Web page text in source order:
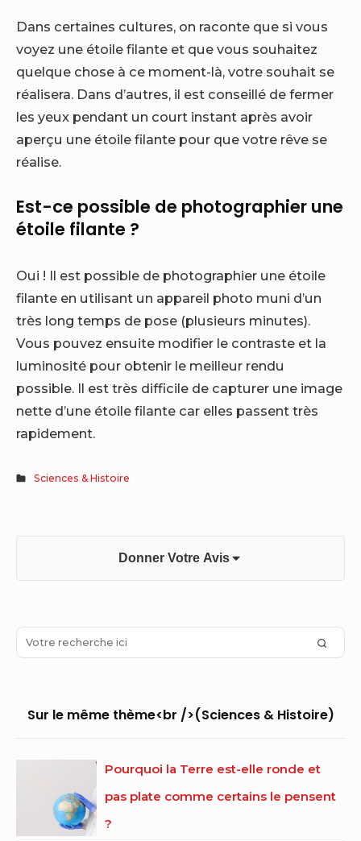
Dans certaines cultures, on raconte que si vous
voyez une étoile filante et que vous souhaitez
quelque chose à ce moment-là, votre souhait se
réalisera. Dans d’autres, il est conseillé de fermer
les yeux pendant un court instant après avoir
aperçu une étoile filante pour que votre rêve se
réalise.
Est-ce possible de photographier une
étoile filante ?
Oui ! Il est possible de photographier une étoile
filante en utilisant un appareil photo muni d’un
très long temps de pose (plusieurs minutes).
Vous pouvez ensuite modifier le contraste et la
luminosité pour obtenir le meilleur rendu
possible. Il est très difficile de capturer une image
nette d’une étoile filante car elles passent très
rapidement.
Sciences & Histoire
Donner Votre Avis
Sidebar
Widget
Search
for:
Sur le même thème<br />(Sciences & Histoire)
Pourquoi la Terre est-elle ronde et
pas plate comme certains le pensent
?